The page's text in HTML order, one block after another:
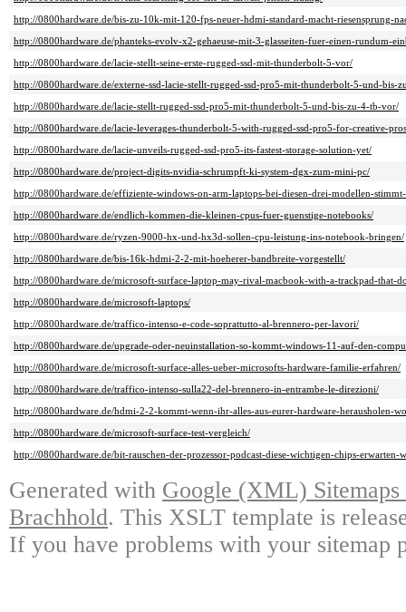
http://0800hardware.de/bis-zu-10k-mit-120-fps-neuer-hdmi-standard-macht-riesensprung-
http://0800hardware.de/phanteks-evolv-x2-gehaeuse-mit-3-glasseiten-fuer-einen-rundum-
http://0800hardware.de/lacie-stellt-seine-erste-rugged-ssd-mit-thunderbolt-5-vor/
http://0800hardware.de/externe-ssd-lacie-stellt-rugged-ssd-pro5-mit-thunderbolt-5-und-bis-
http://0800hardware.de/lacie-stellt-rugged-ssd-pro5-mit-thunderbolt-5-und-bis-zu-4-tb-vor/
http://0800hardware.de/lacie-leverages-thunderbolt-5-with-rugged-ssd-pro5-for-creative-
http://0800hardware.de/lacie-unveils-rugged-ssd-pro5-its-fastest-storage-solution-yet/
http://0800hardware.de/project-digits-nvidia-schrumpft-ki-system-dgx-zum-mini-pc/
http://0800hardware.de/effiziente-windows-on-arm-laptops-bei-diesen-drei-modellen-
http://0800hardware.de/endlich-kommen-die-kleinen-cpus-fuer-guenstige-notebooks/
http://0800hardware.de/ryzen-9000-hx-und-hx3d-sollen-cpu-leistung-ins-notebook-bringen/
http://0800hardware.de/bis-16k-hdmi-2-2-mit-hoeherer-bandbreite-vorgestellt/
http://0800hardware.de/microsoft-surface-laptop-may-rival-macbook-with-a-trackpad-that-
http://0800hardware.de/microsoft-laptops/
http://0800hardware.de/traffico-intenso-e-code-soprattutto-al-brennero-per-lavori/
http://0800hardware.de/upgrade-oder-neuinstallation-so-kommt-windows-11-auf-den-
http://0800hardware.de/microsoft-surface-alles-ueber-microsofts-hardware-familie-erfahren/
http://0800hardware.de/traffico-intenso-sulla22-del-brennero-in-entrambe-le-direzioni/
http://0800hardware.de/hdmi-2-2-kommt-wenn-ihr-alles-aus-eurer-hardware-herausholen-
http://0800hardware.de/microsoft-surface-test-vergleich/
http://0800hardware.de/bit-rauschen-der-prozessor-podcast-diese-wichtigen-chips-erwarten-
Generated with Google (XML)
Brachhold. This XSLT template is
If you have problems with your sitemap